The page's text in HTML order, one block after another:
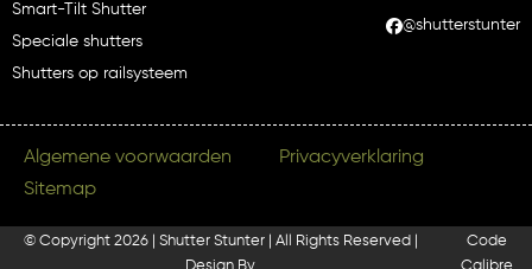
Smart-Tilt Shutter
Speciale shutters
Shutters op railsysteem
@shutterstunter
Algemene voorwaarden
Privacyverklaring
Sitemap
© Copyright 2026 | Shutter Stunter | All Rights Reserved |
Code